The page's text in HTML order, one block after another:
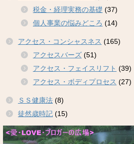
税金・経理実務の基礎 (37)
個人事業の悩みどころ (14)
アクセス・コンシャスネス (165)
アクセスバーズ (51)
アクセス・フェイスリフト (39)
アクセス・ボディプロセス (27)
ＳＳ健康法 (8)
徒然歳時記 (15)